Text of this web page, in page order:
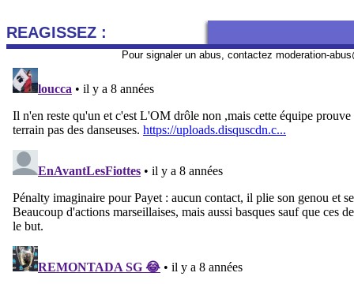
REAGISSEZ :
Pour signaler un abus, contactez moderation-